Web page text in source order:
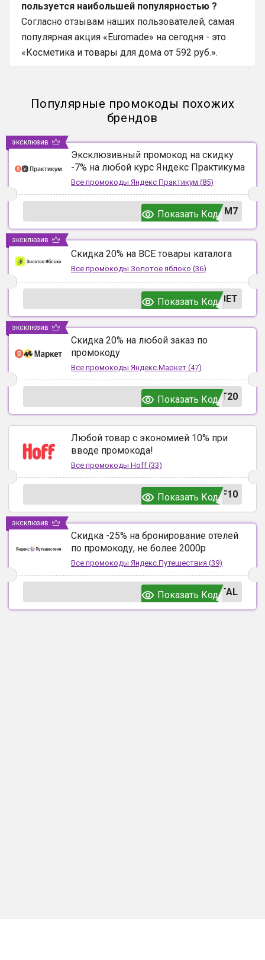
пользуется наибольшей популярностью ?
Согласно отзывам наших пользователей, самая
популярная акция «Euromade» на сегодня - это
«Косметика и товары для дома от 592 руб.».
Популярные промокоды похожих
брендов
Эксклюзивный промокод на скидку
-7% на любой курс Яндекс Практикума
Все промокоды Яндекс Практикум (85)
UM7
Показать Код
эксклюзив
Скидка 20% на ВСЕ товары каталога
Все промокоды Золотое яблоко (36)
ВЕТ
Показать Код
эксклюзив
Скидка 20% на любой заказ по
промокоду
Все промокоды Яндекс.Маркет (47)
T20
Показать Код
эксклюзив
Любой товар с экономией 10% при
вводе промокода!
Все промокоды Hoff (33)
F10
Показать Код
Скидка -25% на бронирование отелей
по промокоду, не более 2000р
Все промокоды Яндекс.Путешествия (39)
TAL
Показать Код
эксклюзив